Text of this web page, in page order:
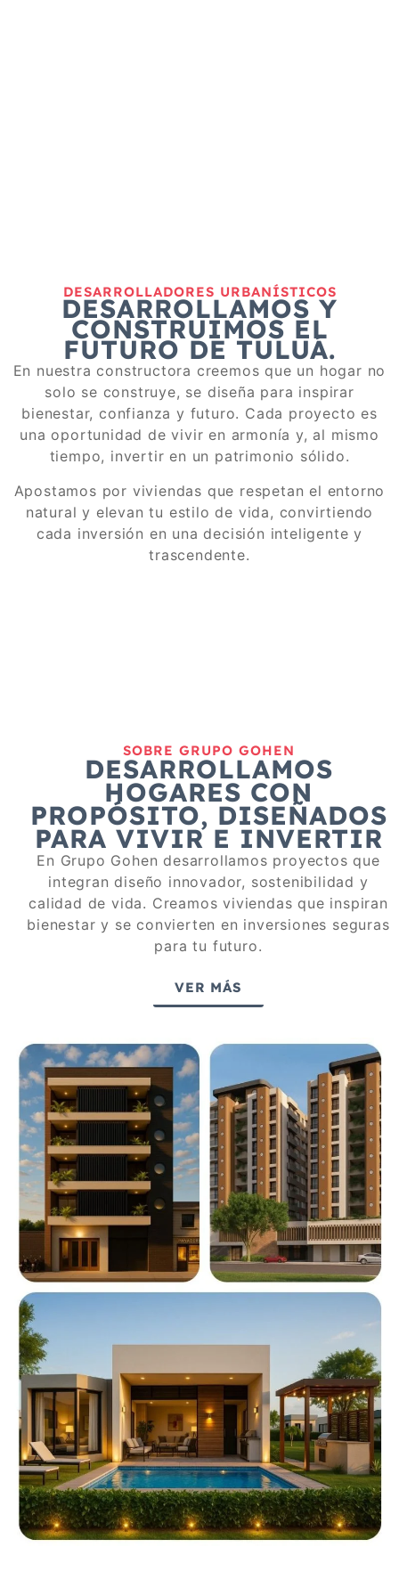
DESARROLLADORES URBANÍSTICOS
DESARROLLAMOS Y
CONSTRUIMOS EL
FUTURO DE TULUÁ.
En nuestra constructora creemos que un hogar no
solo se construye, se diseña para inspirar
bienestar, confianza y futuro. Cada proyecto es
una oportunidad de vivir en armonía y, al mismo
tiempo, invertir en un patrimonio sólido.
Apostamos por viviendas que respetan el entorno
natural y elevan tu estilo de vida, convirtiendo
cada inversión en una decisión inteligente y
trascendente.
SOBRE GRUPO GOHEN
DESARROLLAMOS
HOGARES CON
PROPÓSITO, DISEÑADOS
PARA VIVIR E INVERTIR
En Grupo Gohen desarrollamos proyectos que
integran diseño innovador, sostenibilidad y
calidad de vida. Creamos viviendas que inspiran
bienestar y se convierten en inversiones seguras
para tu futuro.
VER MÁS